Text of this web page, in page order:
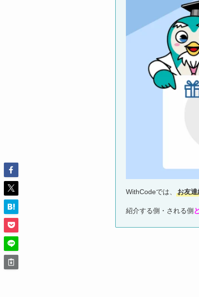
WithCodeでは、 お友
紹介する側・される側